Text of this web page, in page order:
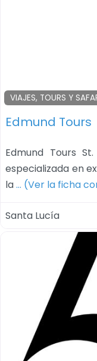
VIAJES, TOURS Y
Edmund Tours
Edmund Tours
especializada en
la… (Ver la ficha
Santa Lucía